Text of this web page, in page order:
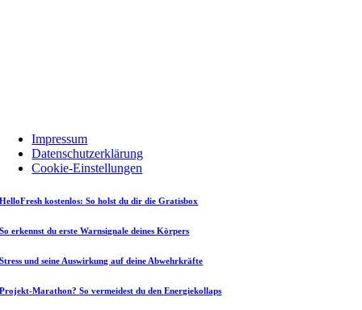
Impressum
Datenschutzerklärung
Cookie-Einstellungen
HelloFresh kostenlos: So holst du dir die Gratisbox
So erkennst du erste Warnsignale deines Körpers
Stress und seine Auswirkung auf deine Abwehrkräfte
Projekt-Marathon? So vermeidest du den Energiekollaps